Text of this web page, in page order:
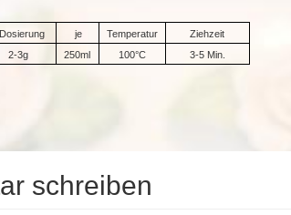
Dosierung je Temperatur
Ziehzeit
2-3g
250ml 100°C 3-5 Min.
schreiben